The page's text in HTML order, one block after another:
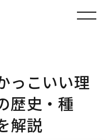
っこいい理
歴史・種
解説